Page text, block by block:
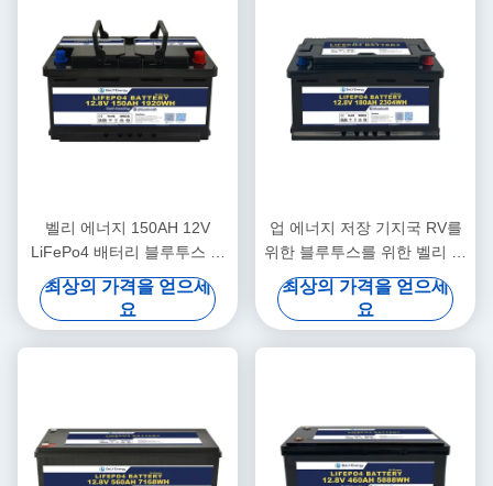
벨리 에너지 150AH 12V
LiFePo4 배터리 블루투스 및
자열
최상의 가격을 얻으세
요
업 에너지 저장 기지국 RV를
위한 블루투스를 위한 벨리 에
너지 최신 디자인 12V 180AH
배터리
최상의 가격을 얻으세
요